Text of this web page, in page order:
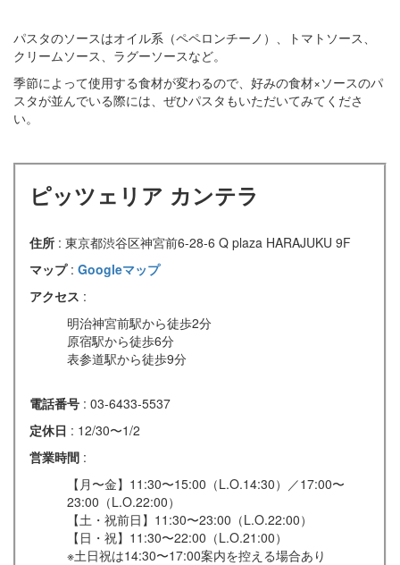
パスタのソースはオイル系（ペペロンチーノ）、トマトソース、
クリームソース、ラグーソースなど。
季節によって使用する食材が変わるので、好みの食材×ソースのパ
スタが並んでいる際には、ぜひパスタもいただいてみてくださ
い。
ピッツェリア カンテラ
住所 : 東京都渋谷区神宮前6-28-6 Q plaza HARAJUKU 9F
マップ : Googleマップ
アクセス :
明治神宮前駅から徒歩2分
原宿駅から徒歩6分
表参道駅から徒歩9分
電話番号 : 03-6433-5537
定休日 : 12/30〜1/2
営業時間 :
【月〜金】11:30〜15:00（L.O.14:30）／17:00〜
23:00（L.O.22:00）
【土・祝前日】11:30〜23:00（L.O.22:00）
【日・祝】11:30〜22:00（L.O.21:00）
※土日祝は14:30〜17:00案内を控える場合あり